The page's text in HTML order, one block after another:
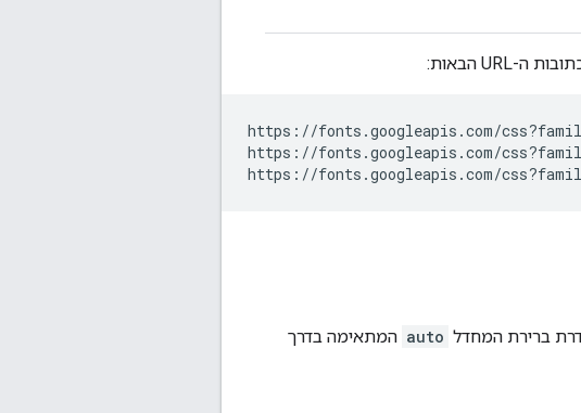
https://fonts.googleapis.com/
https://fonts.googleapis.com/
ברירת המחדל auto המתאימה בדרך